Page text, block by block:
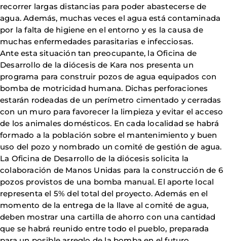
recorrer largas distancias para poder abastecerse de
agua. Además, muchas veces el agua está contaminada
por la falta de higiene en el entorno y es la causa de
muchas enfermedades parasitarias e infecciosas.
Ante esta situación tan preocupante, la Oficina de
Desarrollo de la diócesis de Kara nos presenta un
programa para construir pozos de agua equipados con
bomba de motricidad humana. Dichas perforaciones
estarán rodeadas de un perímetro cimentado y cerradas
con un muro para favorecer la limpieza y evitar el acceso
de los animales domésticos. En cada localidad se habrá
formado a la población sobre el mantenimiento y buen
uso del pozo y nombrado un comité de gestión de agua.
La Oficina de Desarrollo de la diócesis solicita la
colaboración de Manos Unidas para la construcción de 6
pozos provistos de una bomba manual. El aporte local
representa el 5% del total del proyecto. Además en el
momento de la entrega de la llave al comité de agua,
deben mostrar una cartilla de ahorro con una cantidad
que se habrá reunido entre todo el pueblo, preparada